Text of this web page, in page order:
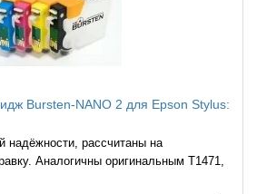
Bursten-NANO 2 для Epson Stylus:
надёжности, рассчитаны на
Аналогичны оригинальным T1471,